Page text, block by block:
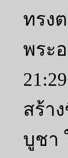
ทรง
พระ
สร้า
บูชา